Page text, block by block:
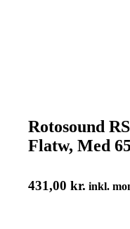
Rotosound
Flatw, Med
431,00 kr. inkl.